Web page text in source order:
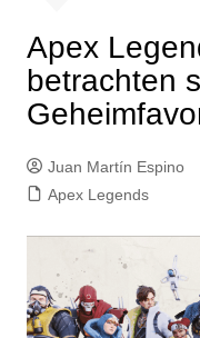
Apex
betrachten
Juan Martín Espino
Apex Legends